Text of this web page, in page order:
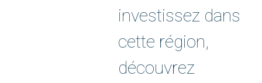
investissez dans
cette région,
découvrez